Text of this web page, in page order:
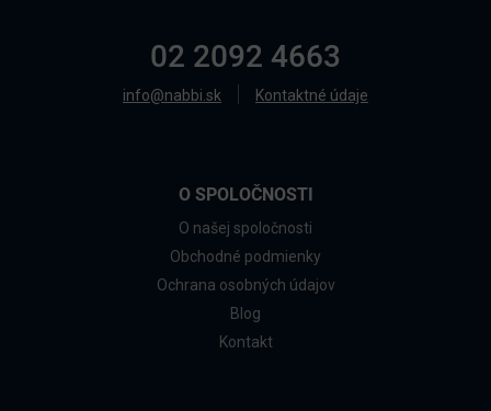
02 2092 4663
info@nabbi.sk Kontaktné údaje
O SPOLOČNOSTI
O našej spoločnosti
Obchodné podmienky
Ochrana osobných údajov
Blog
Kontakt